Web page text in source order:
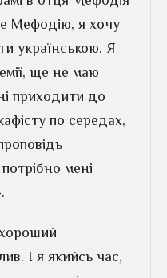
Мефодію, я хочу
українською. Я
ще не маю
приходити до
по середах,
мені
І я якийсь час,